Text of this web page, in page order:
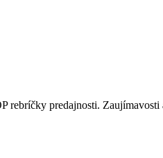
predajnosti.